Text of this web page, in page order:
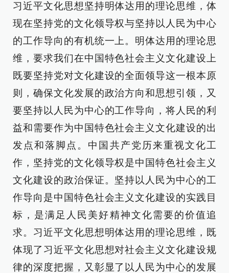
习近平文化思想坚持明体达用的理论思维，体
现在坚持党的文化领导权与坚持以人民为中心
的工作导向的有机统一上。明体达用的理论思
维，要求我们在中国特色社会主义文化建设上
既要坚持党对文化建设的全面领导这一根本原
则，确保文化发展的政治方向和思想引领，又
要坚持以人民为中心的工作导向，将人民的利
益和需要作为中国特色社会主义文化建设的出
发点和落脚点。中国共产党历来重视文化工
作，坚持党的文化领导权是中国特色社会主义
文化建设的政治保证。坚持以人民为中心的工
作导向是中国特色社会主义文化建设的实践目
标，是满足人民美好精神文化需要的价值追
求。习近平文化思想明体达用的理论思维，既
体现了习近平文化思想对社会主义文化建设规
律的深度把握，又彰显了以人民为中心的发展